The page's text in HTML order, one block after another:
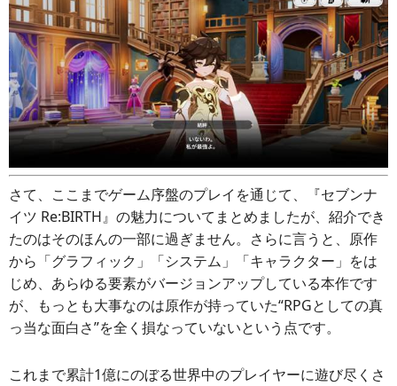
さて、ここまでゲーム序盤のプレイを通じて、『セブンナ
イツ Re:BIRTH』の魅力についてまとめましたが、紹介でき
たのはそのほんの一部に過ぎません。さらに言うと、原作
から「グラフィック」「システム」「キャラクター」をは
じめ、あらゆる要素がバージョンアップしている本作です
が、もっとも大事なのは原作が持っていた“RPGとしての真
っ当な面白さ”を全く損なっていないという点です。
これまで累計1億にのぼる世界中のプレイヤーに遊び尽くさ